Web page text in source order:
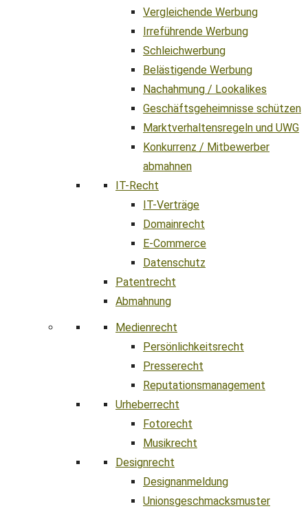
Vergleichende Werbung
Irreführende Werbung
Schleichwerbung
Belästigende Werbung
Nachahmung / Lookalikes
Geschäftsgeheimnisse schützen
Marktverhaltensregeln und UWG
Konkurrenz / Mitbewerber
abmahnen
IT-Recht
IT-Verträge
Domainrecht
E-Commerce
Datenschutz
Patentrecht
Abmahnung
Medienrecht
Persönlichkeitsrecht
Presserecht
Reputationsmanagement
Urheberrecht
Fotorecht
Musikrecht
Designrecht
Designanmeldung
Unionsgeschmacksmuster